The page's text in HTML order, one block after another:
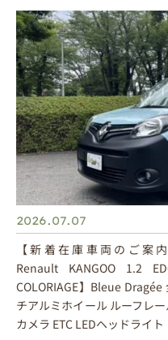
2026.07.07
【新着在庫車両のご案内
Renault KANGOO 1.2
COLORIAGE】Bleue
チアルミホイール ルーフレ
カメラ ETC LEDヘッドライ